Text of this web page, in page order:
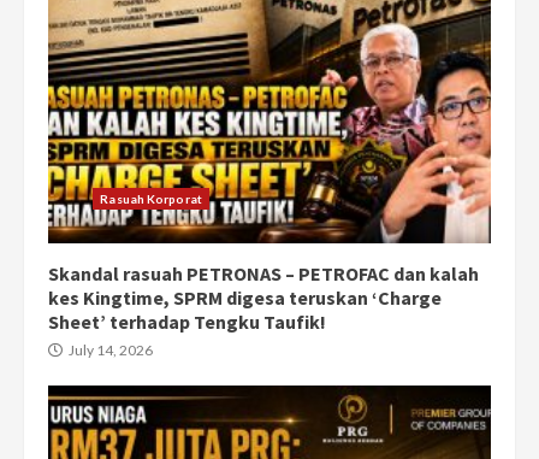
Rasuah Korporat
Skandal rasuah PETRONAS – PETROFAC dan kalah
kes Kingtime, SPRM digesa teruskan ‘Charge
Sheet’ terhadap Tengku Taufik!
July 14, 2026